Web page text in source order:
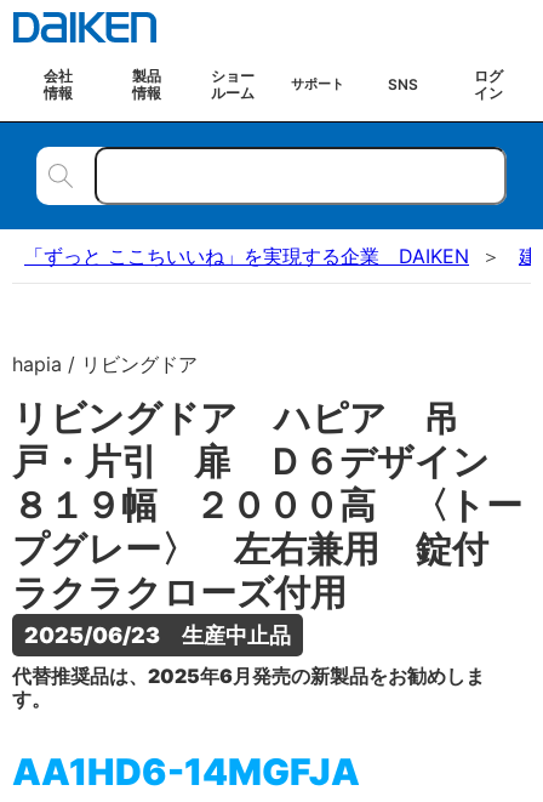
会社
情報
製品
情報
ショー
ルーム
サポート SNS
ログ
イン
「ずっと ここちいいね」を実現する企業 DAIKEN 建
hapia / リビングドア
リビングドア ハピア 吊
戸・片引 扉 Ｄ６デザイン
８１９幅 ２０００高 〈トー
プグレー〉 左右兼用 錠付
ラクラクローズ付用
2025/06/23　生産中止品
代替推奨品は、2025年6月発売の新製品をお勧めしま
す。
AA1HD6-14MGFJA